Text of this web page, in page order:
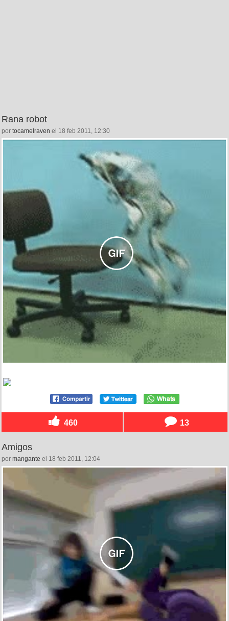
Rana robot
por tocamelraven el 18 feb 2011, 12:30
460 13
Amigos
por mangante el 18 feb 2011, 12:04